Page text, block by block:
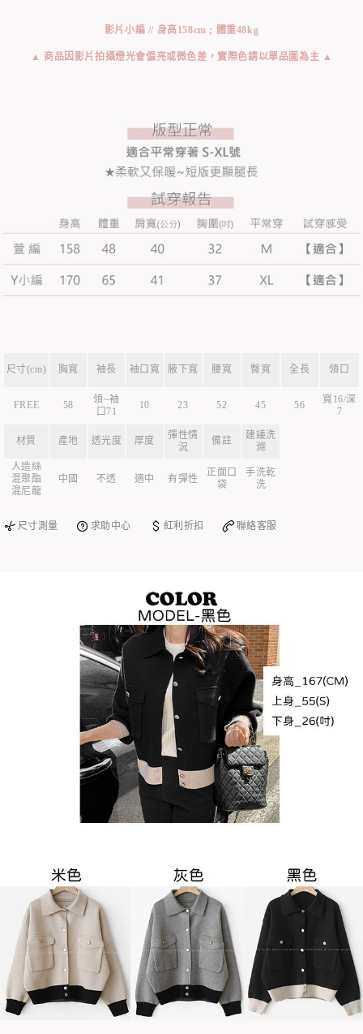
影片小編 // 身高158cm ; 體重48kg
▲ 商品因影片拍攝燈光會偏亮或微色差，實際色請以單品圖為主 ▲
尺寸(cm) 胸寬 袖長 袖口寬 腋下寬 腰寬 臀寬 全長 領口
FREE 58
領~袖
口71
10 23 52 45 56
寬16/深
7
材質 產地 透光度 厚度
彈性情
況
備註
建議洗
滌
人造絲
混聚酯
混尼龍
中國 不透 適中 有彈性
正面口
袋
手洗乾
洗
尺寸測量 求助中心 紅利折扣 聯絡客服